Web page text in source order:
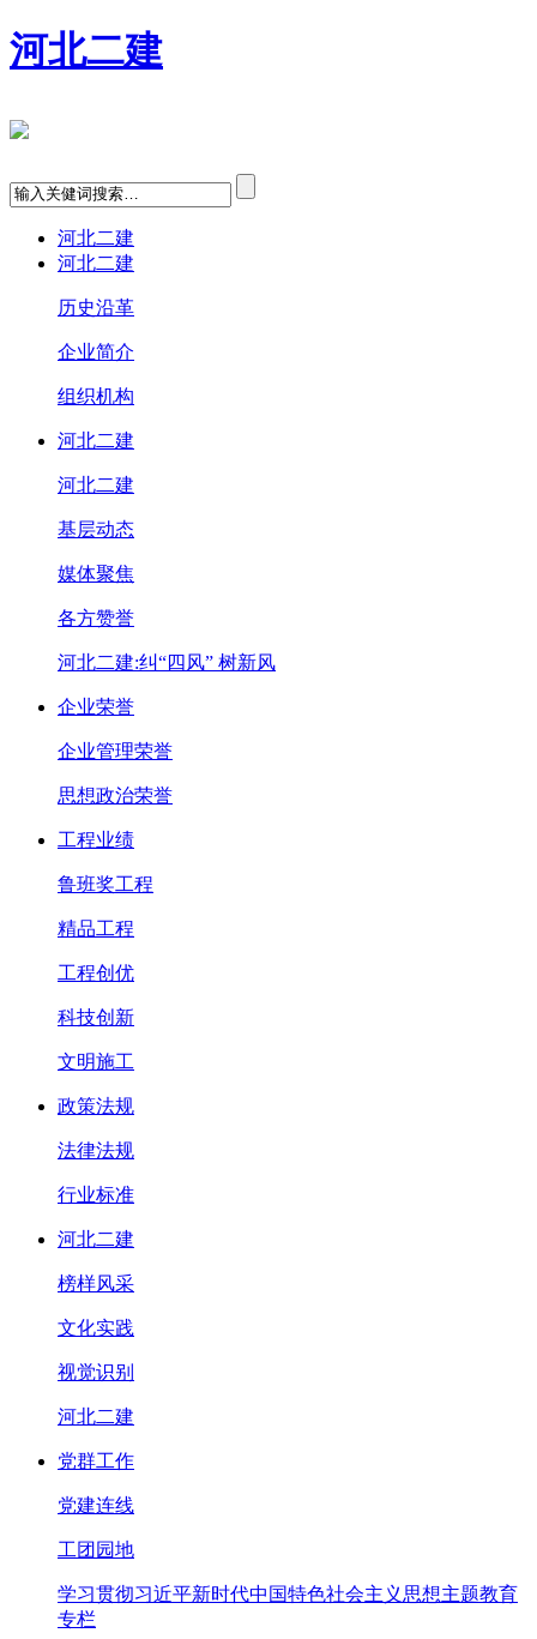
河北二建
河北二建
河北二建
历史沿革
企业简介
组织机构
河北二建
河北二建
基层动态
媒体聚焦
各方赞誉
河北二建:纠“四风” 树新风
企业荣誉
企业管理荣誉
思想政治荣誉
工程业绩
鲁班奖工程
精品工程
工程创优
科技创新
文明施工
政策法规
法律法规
行业标准
河北二建
榜样风采
文化实践
视觉识别
河北二建
党群工作
党建连线
工团园地
学习贯彻习近平新时代中国特色社会主义思想主题教育
专栏